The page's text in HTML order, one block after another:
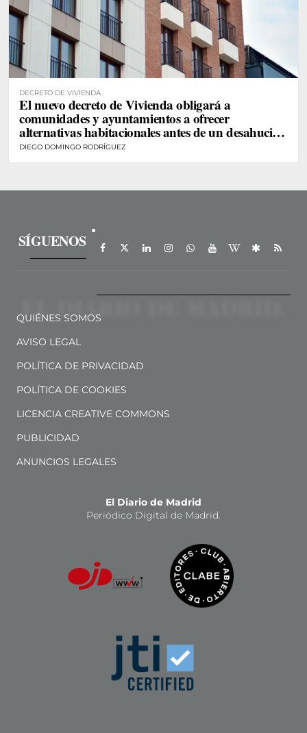
DECRETO DE VIVIENDA
El nuevo decreto de Vivienda obligará a
comunidades y ayuntamientos a ofrecer
alternativas habitacionales antes de un desahucio
de personas vulnerables
DIEGO DOMINGO RODRÍGUEZ
SÍGUENOS
QUIÉNES SOMOS
AVISO LEGAL
POLÍTICA DE PRIVACIDAD
POLÍTICA DE COOKIES
LICENCIA CREATIVE COMMONS
PUBLICIDAD
ANUNCIOS LEGALES
El Diario de Madrid
Periódico Digital de Madrid.